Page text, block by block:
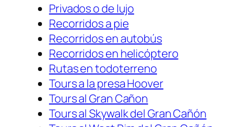
Privados o de lujo
Recorridos a pie
Recorridos en autobús
Recorridos en helicóptero
Rutas en todoterreno
Tours a la presa Hoover
Tours al Gran Cañon
Tours al Skywalk del Gran Cañón